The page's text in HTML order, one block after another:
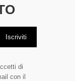
di
con il